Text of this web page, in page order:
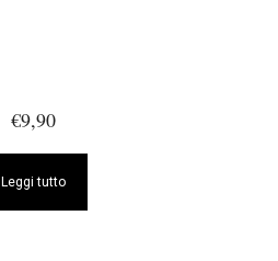
€9,90
Leggi tutto